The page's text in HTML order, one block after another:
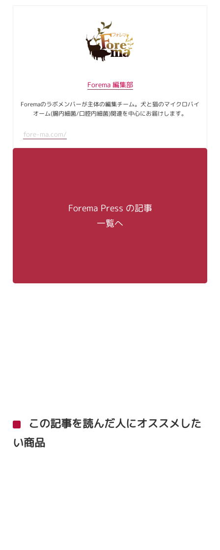
Forema 編集部
Foremaのラボメンバーが主体の編集チーム。犬と猫のマイクロバイ
オーム(腸内細菌/口腔内細菌)関連を中心にお届けします。
fore-ma.com/
Forema Press の記事
一覧へ
この記事を読んだ人にオススメした
い商品